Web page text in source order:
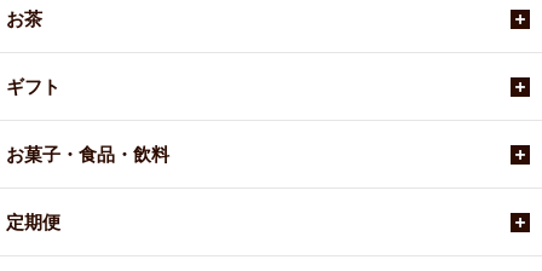
お茶
ギフト
お菓子・食品・飲料
定期便